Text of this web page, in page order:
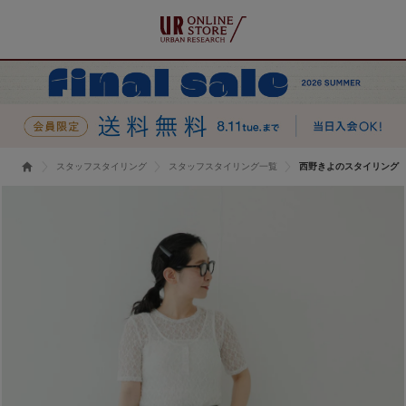
スタッフスタイリング スタッフスタイリング一覧 西野きよのスタイリング